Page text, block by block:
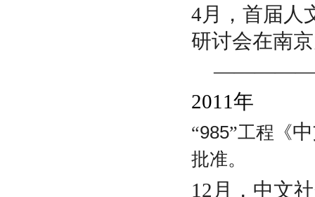
4月，首届人
研讨会在南
2011年
“985”工程《
批准。
12月， 中文